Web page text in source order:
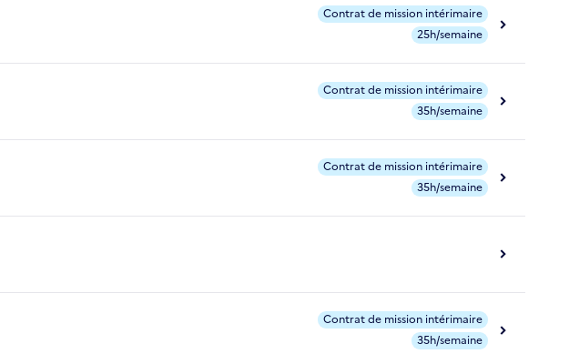
Contrat de mission intérimaire
25h/semaine
Contrat de mission intérimaire
35h/semaine
Contrat de mission intérimaire
35h/semaine
Contrat de mission intérimaire
35h/semaine